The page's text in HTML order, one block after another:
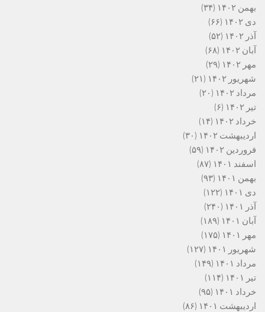
بهمن ۱۴۰۲
(۳۴)
دی ۱۴۰۲
(۶۶)
آذر ۱۴۰۲
(۵۲)
آبان ۱۴۰۲
(۶۸)
مهر ۱۴۰۲
(۲۹)
شهریور ۱۴۰۲
(۲۱)
مرداد ۱۴۰۲
(۲۰)
تیر ۱۴۰۲
(۶)
خرداد ۱۴۰۲
(۱۴)
اردیبهشت ۱۴۰۲
(۳۰)
فروردین ۱۴۰۲
(۵۹)
اسفند ۱۴۰۱
(۸۷)
بهمن ۱۴۰۱
(۹۳)
دی ۱۴۰۱
(۱۲۲)
آذر ۱۴۰۱
(۲۴۰)
آبان ۱۴۰۱
(۱۸۹)
مهر ۱۴۰۱
(۱۷۵)
شهریور ۱۴۰۱
(۱۲۷)
مرداد ۱۴۰۱
(۱۴۹)
تیر ۱۴۰۱
(۱۱۴)
خرداد ۱۴۰۱
(۹۵)
اردیبهشت ۱۴۰۱
(۸۶)